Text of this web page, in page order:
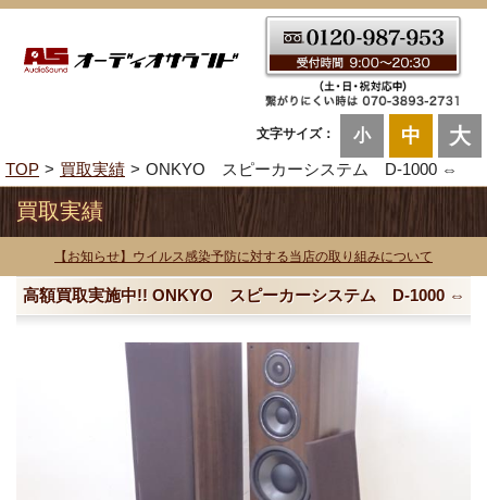
文字サイズ： 小 中 大
TOP 買取実績 ONKYO スピーカーシステム D-1000 ⇔
買取実績
【お知らせ】ウイルス感染予防に対する当店の取り組みについて
高額買取実施中!! ONKYO スピーカーシステム D-1000 ⇔